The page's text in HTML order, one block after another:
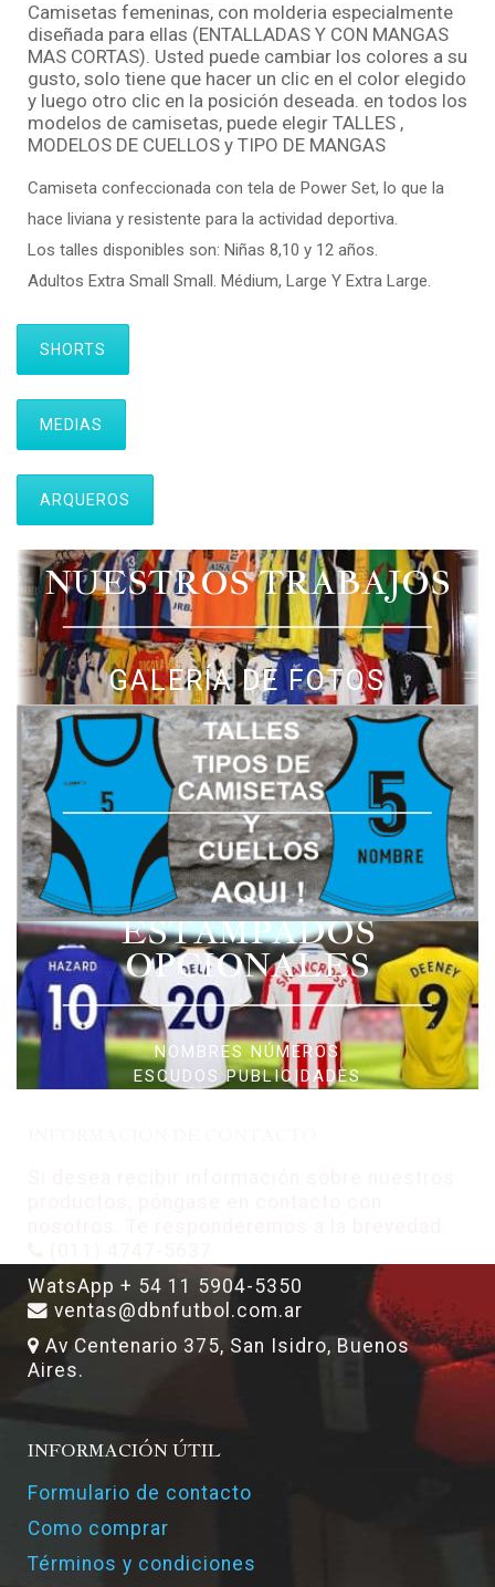
Camisetas femeninas, con molderia especialmente
diseñada para ellas (ENTALLADAS Y CON MANGAS
MAS CORTAS). Usted puede cambiar los colores a su
gusto, solo tiene que hacer un clic en el color elegido
y luego otro clic en la posición deseada. en todos los
modelos de camisetas, puede elegir TALLES ,
MODELOS DE CUELLOS y TIPO DE MANGAS
Camiseta confeccionada con tela de Power Set, lo que la
hace liviana y resistente para la actividad deportiva.
Los talles disponibles son: Niñas 8,10 y 12 años.
Adultos Extra Small Small. Médium, Large Y Extra Large.
SHORTS
MEDIAS
ARQUEROS
NUESTROS TRABAJOS
GALERÍA DE FOTOS
ESTAMPADOS
OPCIONALES
NOMBRES NÚMEROS
ESCUDOS PUBLICIDADES
WatsApp + 54 11 5904-5350
ventas@dbnfutbol.com.ar
Av Centenario 375, San Isidro, Buenos
Aires.
INFORMACIÓN ÚTIL
Formulario de contacto
Como comprar
Términos y condiciones